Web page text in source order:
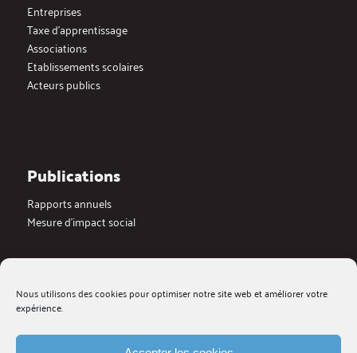
Nous utilisons des cookies pour optimiser notre site web et améliorer votre
expérience.
Entreprises
Taxe d’apprentissage
Associations
Etablissements scolaires
Acteurs publics
Publications
Rapports annuels
Mesure d’impact social
Dernières actualités
Blog
Medias